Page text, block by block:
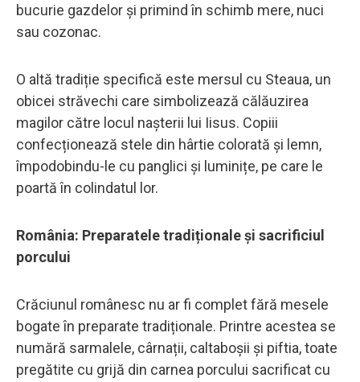
bucurie gazdelor și primind în schimb mere, nuci
sau cozonac.
O altă tradiție specifică este mersul cu Steaua, un
obicei străvechi care simbolizează călăuzirea
magilor către locul nașterii lui Iisus. Copiii
confecționează stele din hârtie colorată și lemn,
împodobindu-le cu panglici și luminițe, pe care le
poartă în colindatul lor.
România: Preparatele tradiționale și sacrificiul
porcului
Crăciunul românesc nu ar fi complet fără mesele
bogate în preparate tradiționale. Printre acestea se
numără sarmalele, cârnații, caltaboșii și piftia, toate
pregătite cu grijă din carnea porcului sacrificat cu